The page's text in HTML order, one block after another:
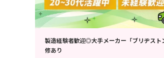
製造経験者歓迎◎大手メーカー「ブリヂスト
修あり